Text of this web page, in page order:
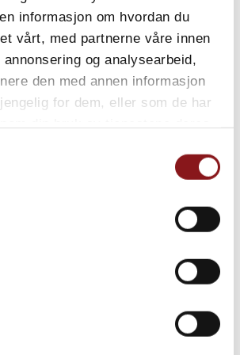
informasjon om hvordan du
vårt, med partnerne våre innen
og analysearbeid,
den med annen informasjon
for dem, eller som de har
din bruk av tjenestene deres.
fhsr
for folkehøgskolen
bistandsorganisasjon
interfolk/
utvalg
iu
for tilsatte i norsk
nf